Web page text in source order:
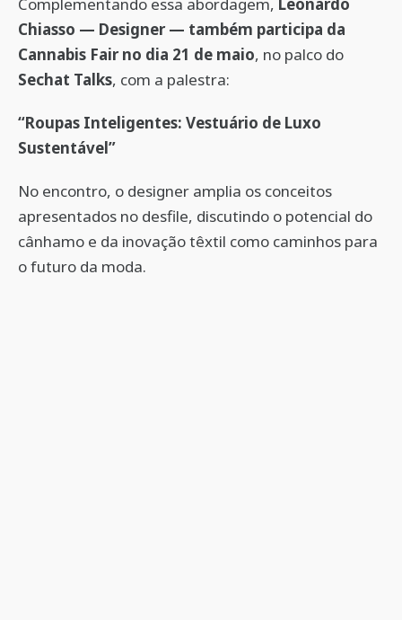
Chiasso — Designer — também participa da
Cannabis Fair no dia 21 de maio, no palco do
Sechat Talks, com a palestra:
“Roupas Inteligentes: Vestuário de Luxo
Sustentável”
No encontro, o designer amplia os conceitos
apresentados no desfile, discutindo o potencial do
cânhamo e da inovação têxtil como caminhos para
o futuro da moda.